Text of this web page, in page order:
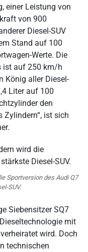
einer Leistung von
von 900
Diesel-SUV
Stand auf 100
Werte. Die
ist auf 250 km/h
König aller Diesel-
Liter auf 100
den
Zylindern“, ist sich
Sportversion des Audi Q7
SUV.
Siebensitzer SQ7
mit
wird. Doch
technischen